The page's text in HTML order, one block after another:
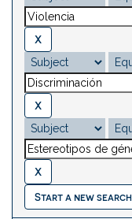
Start a new search